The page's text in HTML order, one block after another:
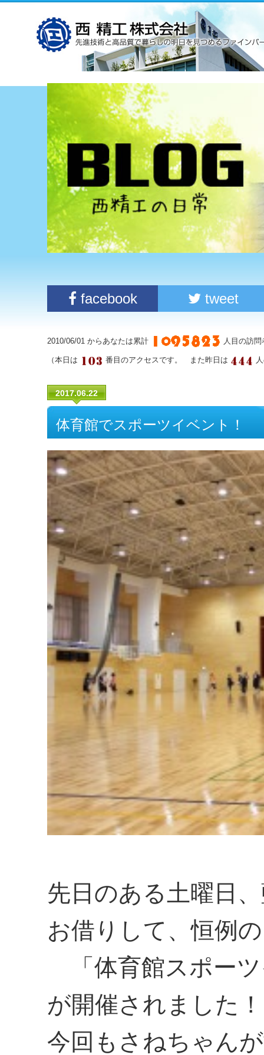
facebook tweet
2010/06/01 からあなたは累計 人目の訪
（本日は 番目のアクセスです。 また昨日は
2017.06.22
体育館でスポーツイベント！
先日のある土曜日
お借りして、恒例の
「体育館スポー
が開催されました！
今回もさねちゃん